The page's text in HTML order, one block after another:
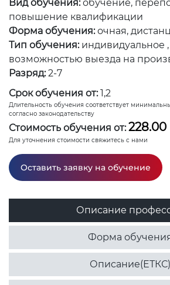
Вид обучения: обучение,
повышение квалификации
Форма обучения: очная,
Тип обучения: индивидуальное
возможностью выезда на
Разряд: 2-7
Срок обучения от: 1,2
Длительность обучения соответствует
согласно законодательству
Стоимость обучения от: 228.00
Для уточнения стоимости свяжитесь с нами
Оставить заявку на обучение
Описание
Форма
Описание(ЕТКС)